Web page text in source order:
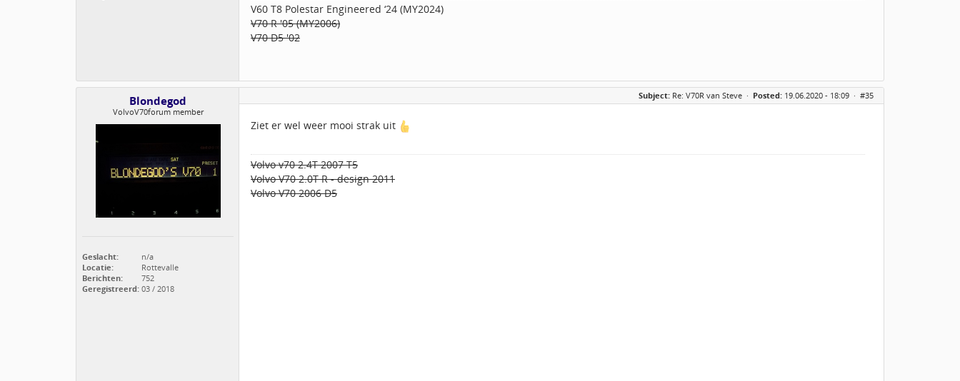
V60 T8 Polestar Engineered ‘24 (MY2024)
V70 R '05 (MY2006)
V70 D5 '02
Blondegod
VolvoV70forum member
Geslacht:
n/a
Locatie:
Rottevalle
Berichten:
752
Geregistreerd: 03 / 2018
Subject: Re: V70R van Steve · Posted: 19.06.2020 - 18:09 · #35
Ziet er wel weer mooi strak uit
Volvo v70 2.4T 2007 T5
Volvo V70 2.0T R - design 2011
Volvo V70 2006 D5